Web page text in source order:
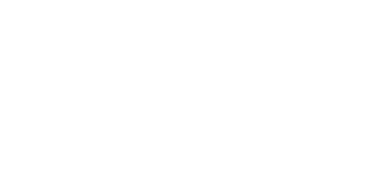
und des Adresshandels verwenden.
müssen Sie bei der zuständigen Stelle
Ihnen gesuchte Person vermutlich wohnt oder